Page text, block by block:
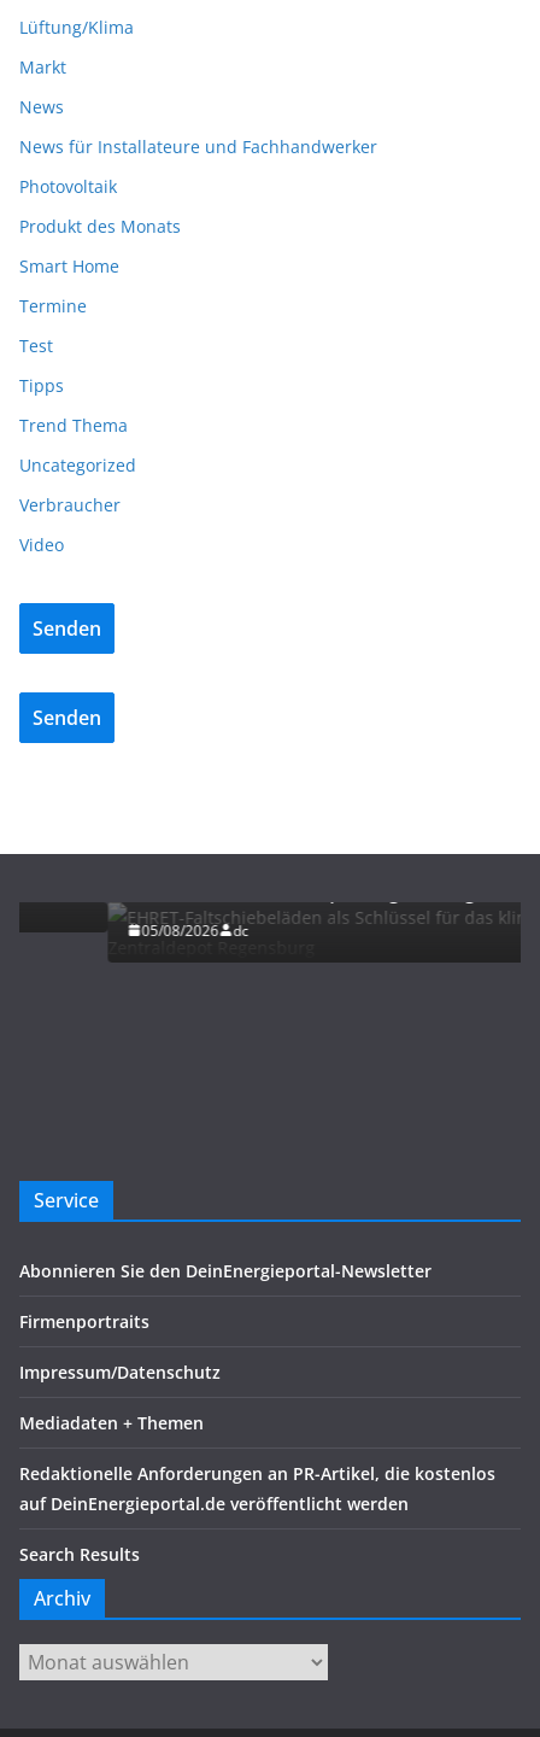
Lüftung/Klima
Markt
News
News für Installateure und Fachhandwerker
Photovoltaik
Produkt des Monats
Smart Home
Termine
Test
Tipps
Trend Thema
Uncategorized
Verbraucher
Video
Senden
Senden
05/08/2026 dc
Service
Abonnieren Sie den DeinEnergieportal-Newsletter
Firmenportraits
Impressum/Datenschutz
Mediadaten + Themen
Redaktionelle Anforderungen an PR-Artikel, die kostenlos
auf DeinEnergieportal.de veröffentlicht werden
Search Results
Archiv
Archiv